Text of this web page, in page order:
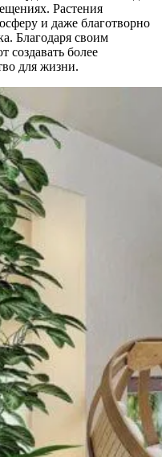
Растения
и даже благотворно
Благодаря своим
создавать более
для жизни.